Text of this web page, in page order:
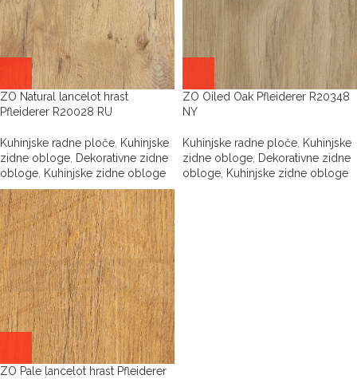
ZO Natural lancelot hrast
Pfleiderer R20028 RU
Kuhinjske radne ploče Kuhinjske
zidne obloge Dekorativne zidne
obloge Kuhinjske zidne obloge
ZO Oiled Oak Pfleiderer R20348
NY
Kuhinjske radne ploče Kuhinjske
zidne obloge Dekorativne zidne
obloge Kuhinjske zidne obloge
ZO Pale lancelot hrast Pfleiderer